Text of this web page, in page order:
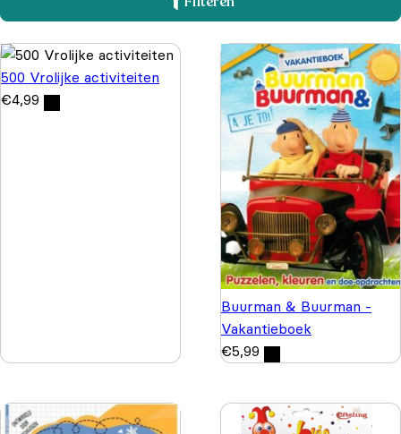
500 Vrolijke activiteiten
€4,99
Buurman & Buurman -
Vakantieboek
€5,99